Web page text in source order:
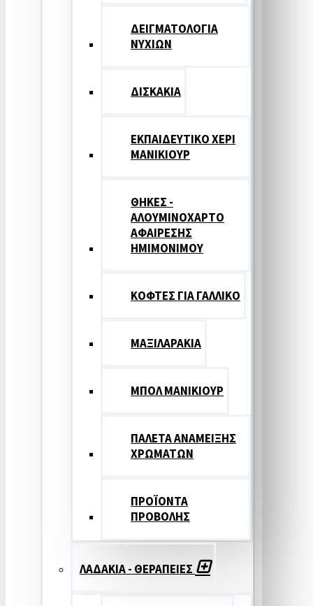
ΔΕΙΓΜΑΤΟΛΟΓΙΑ
ΝΥΧΙΩΝ
ΔΙΣΚΑΚΙΑ
ΕΚΠΑΙΔΕΥΤΙΚΟ ΧΕΡΙ
ΜΑΝΙΚΙΟΥΡ
ΘΗΚΕΣ -
ΑΛΟΥΜΙΝΟΧΑΡΤΟ
ΑΦΑΙΡΕΣΗΣ
ΗΜΙΜΟΝΙΜΟΥ
ΚΟΦΤΕΣ ΓΙΑ ΓΑΛΛΙΚΟ
ΜΑΞΙΛΑΡΑΚΙΑ
ΜΠΟΛ ΜΑΝΙΚΙΟΥΡ
ΠΑΛΕΤΑ ΑΝΑΜΕΙΞΗΣ
ΧΡΩΜΑΤΩΝ
ΠΡΟΪΟΝΤΑ
ΠΡΟΒΟΛΗΣ
ΛΑΔΑΚΙΑ - ΘΕΡΑΠΕΙΕΣ